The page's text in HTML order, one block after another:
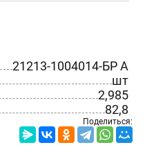
21213-1004014-БР A
шт
2,985
82,8
Поделиться: